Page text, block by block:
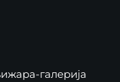
галерија